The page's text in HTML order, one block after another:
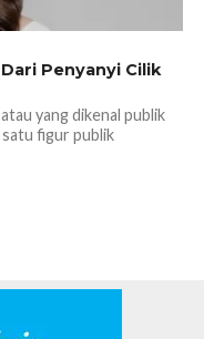
Penyanyi Cilik
yang dikenal publik
satu figur publik